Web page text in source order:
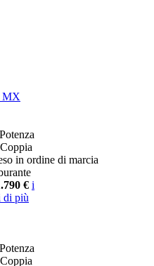
MX
Potenza
Coppia
in ordine di marcia
€ i
di più
Potenza
Coppia